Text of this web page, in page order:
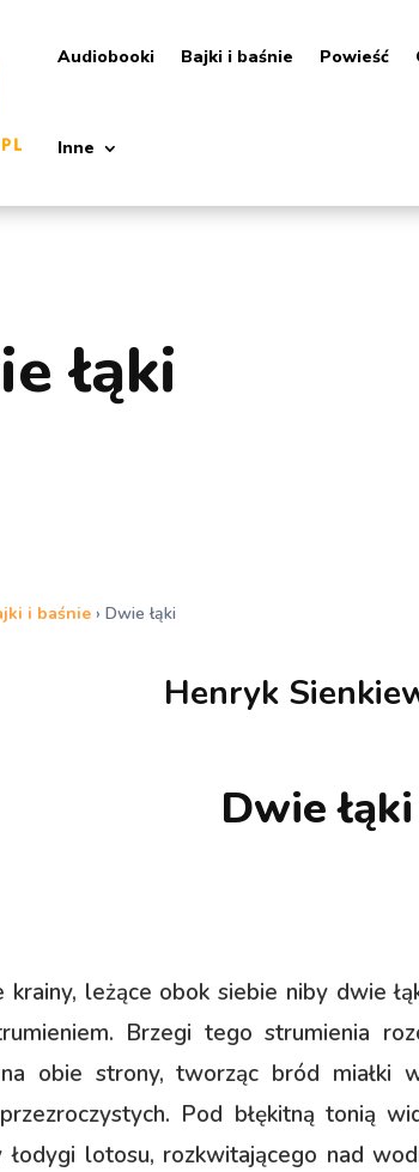
Audiobooki Bajki i baśnie Powieść
Inne
łąki
i baśnie ›Dwie łąki
Henryk
Dwie łąki
krainy, leżące obok siebie niby dwie
Brzegi tego strumienia
na obie strony, tworząc bród miałki
Pod błękitną tonią
łodygi lotosu, rozkwitającego nad